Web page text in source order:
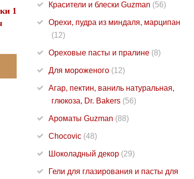
1
Красители и блески Guzman (56)
Орехи, пудра из миндаля, марципан
(12)
Ореховые пасты и пралине (8)
Для мороженого (12)
Агар, пектин, ваниль натуральная,
глюкоза, Dr. Bakers (56)
Ароматы Guzman (88)
Chocovic (48)
Шоколадный декор (29)
Гели для глазирования и пасты для